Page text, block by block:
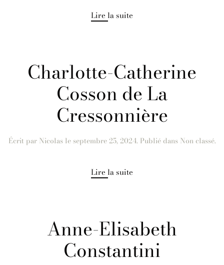
Lire la suite
Charlotte-Catherine
Cosson de La
Cressonnière
Écrit par Nicolasleseptembre 25, 2024. Publié dans Non classé.
Lire la suite
Anne-Elisabeth
Constantini